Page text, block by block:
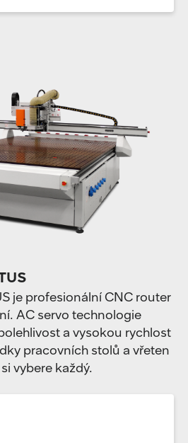
je profesionální CNC router
AC servo technologie
a vysokou rychlost
pracovních stolů a vřeten
vybere každý.